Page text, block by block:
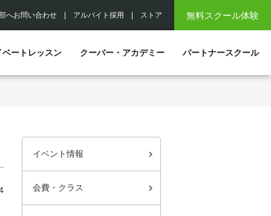
無料スクール体験
へお問い合わせ アルバイト採用 ストア
ベートレッスン クーバー・アカデミー パートナースクール
イベント情報
会費・クラス